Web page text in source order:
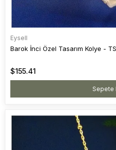
Eysell
Barok İnci Özel Tasarım Kolye -
$155.41
Sepete